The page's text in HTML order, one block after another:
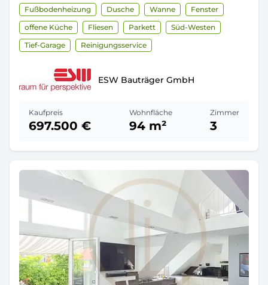
Fußbodenheizung
Dusche Wanne
Fenster
offene Küche
Fliesen Parkett
Süd-Westen
Tief-Garage
Reinigungsservice
ESW Bauträger GmbH
Kaufpreis
697.500 €
Wohnfläche
94 m²
Zimmer
3